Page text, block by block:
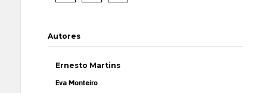
Autores
Ernesto Martins
Eva Monteiro